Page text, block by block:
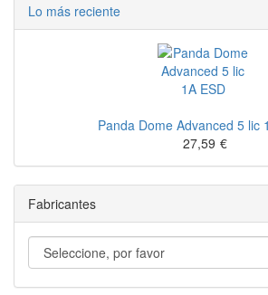
Lo más reciente
Panda Dome Advanced 5 lic
27,59 €
Fabricantes